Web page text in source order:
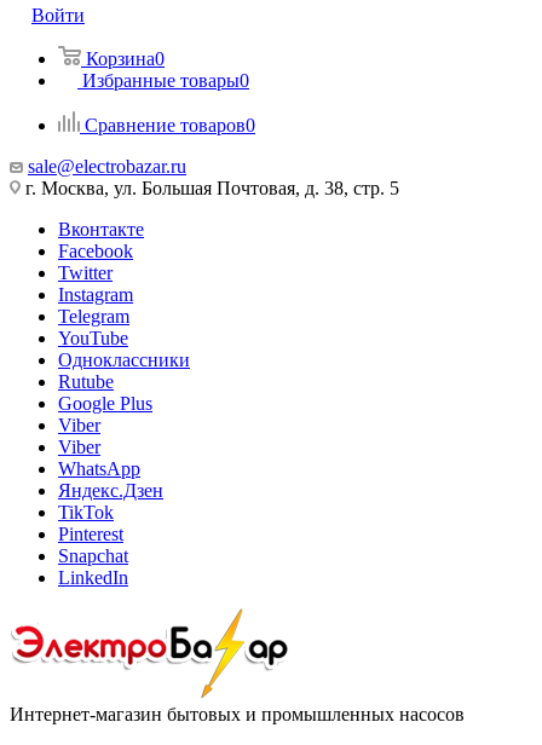
Войти
Корзина0
Избранные товары0
Сравнение товаров0
sale@electrobazar.ru
г. Москва, ул. Большая Почтовая, д. 38, стр. 5
Вконтакте
Facebook
Twitter
Instagram
Telegram
YouTube
Одноклассники
Rutube
Google Plus
Viber
Viber
WhatsApp
Яндекс.Дзен
TikTok
Pinterest
Snapchat
LinkedIn
Интернет-магазин бытовых и промышленных насосов